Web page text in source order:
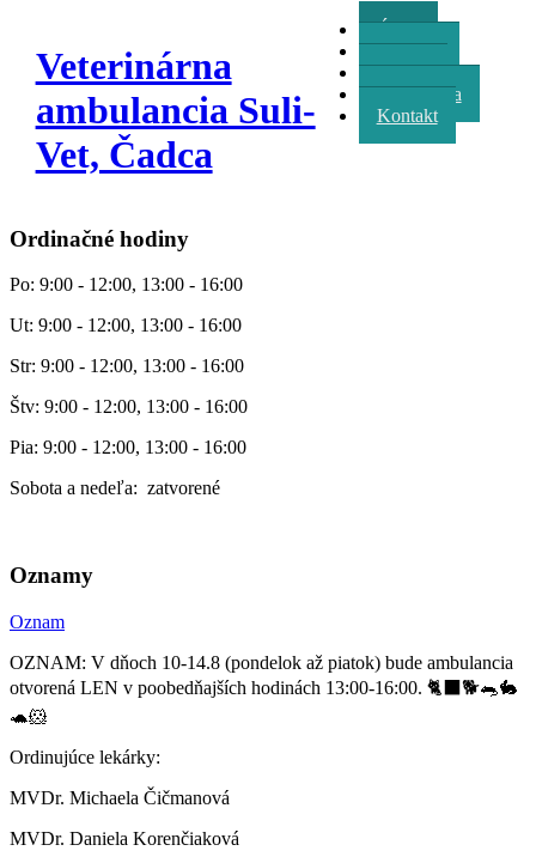
Veterinárna
ambulancia Suli-
Vet, Čadca
Úvod
Oznamy
Služby
Fotogaléria
Kontakt
Ordinačné hodiny
Po: 9:00 - 12:00, 13:00 - 16:00
Ut: 9:00 - 12:00, 13:00 - 16:00
Str: 9:00 - 12:00, 13:00 - 16:00
Štv: 9:00 - 12:00, 13:00 - 16:00
Pia: 9:00 - 12:00, 13:00 - 16:00
Sobota a nedeľa: zatvorené
Oznamy
Oznam
OZNAM: V dňoch 10-14.8 (pondelok až piatok) bude ambulancia
otvorená LEN v poobedňajších hodinách 13:00-16:00. 🐈‍⬛🐕🐀🐇
🐢🐹
Ordinujúce lekárky:
MVDr. Michaela Čičmanová
MVDr. Daniela Korenčiaková